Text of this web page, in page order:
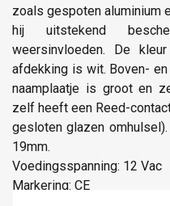
zoals gespoten aluminium
hij uitstekend
weersinvloeden. De
afdekking is wit. Boven-
naamplaatje is groot en
zelf heeft een Reed-
gesloten glazen
19mm.
Voedingsspanning: 12 Vac
Markering: CE